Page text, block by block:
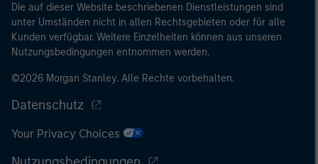
Die auf dieser Website beschriebenen Dienstleistungen sind
unter Umständen nicht in allen Rechtsgebieten oder für alle
Kunden verfügbar. Weitere Einzelheiten können aus unseren
Nutzungsbedingungen entnommen werden.
©2026 Morgan Stanley. Alle Rechte vorbehalten.
Datenschutz
Your Privacy Choices